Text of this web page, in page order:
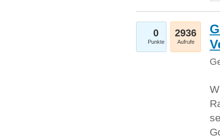
0
Punkte
2936
Aufrufe